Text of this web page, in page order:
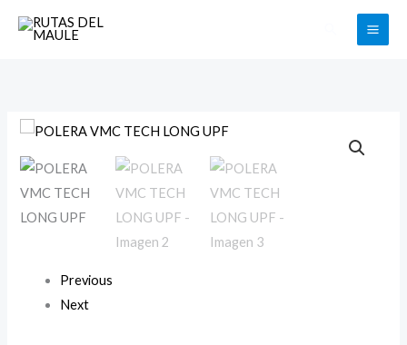
Buscar
Previous
Next
POLERA
VMC